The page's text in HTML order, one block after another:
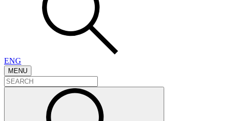
ENG
MENU